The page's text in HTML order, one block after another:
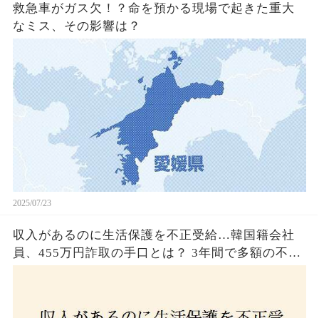
救急車がガス欠！？命を預かる現場で起きた重大
なミス、その影響は？
2025/07/23
収入があるのに生活保護を不正受給…韓国籍会社
員、455万円詐取の手口とは？ 3年間で多額の不正